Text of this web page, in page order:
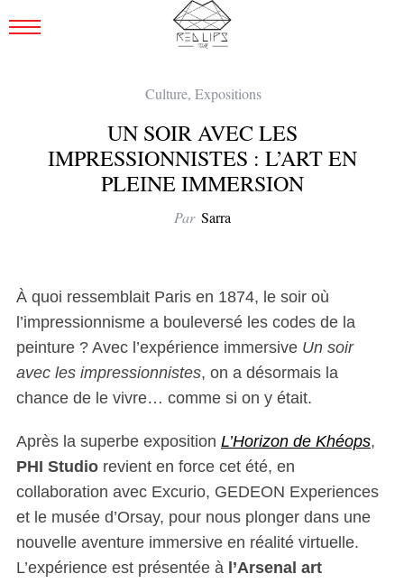
Culture, Expositions
UN SOIR AVEC LES
IMPRESSIONNISTES : L’ART EN
PLEINE IMMERSION
Par Sarra
À quoi ressemblait Paris en 1874, le soir où
l’impressionnisme a bouleversé les codes de la
peinture ? Avec l’expérience immersive Un soir
avec les impressionnistes, on a désormais la
chance de le vivre… comme si on y était.
Après la superbe exposition L’Horizon de Khéops,
PHI Studiorevient en force cet été, en
collaboration avec Excurio, GEDEON Experiences
et le musée d’Orsay, pour nous plonger dans une
nouvelle aventure immersive en réalité virtuelle.
L’expérience est présentée à l’Arsenal art